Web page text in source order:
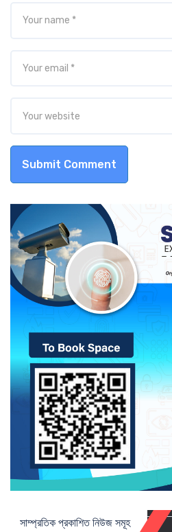
Submit Comment
সাম্প্রতিক প্রকাশিত নিউজ সমূহ